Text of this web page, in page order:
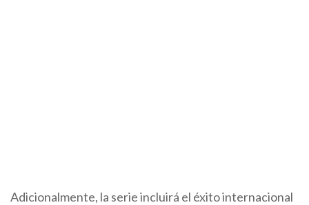
Adicionalmente, la serie incluirá el éxito internacional